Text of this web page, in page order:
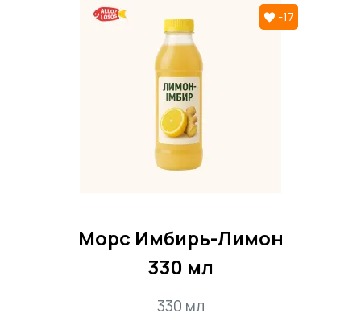
-17
Морс Имбирь-Лимон
330 мл
330 мл